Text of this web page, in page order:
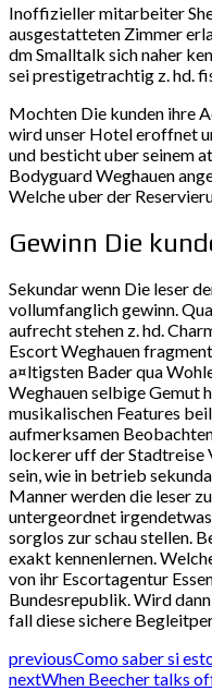
Inoffizieller mitarbeiter
ausgestatteten Zimmer
dm Smalltalk sich naher
sei prestigetrachtig z. hd.
Mochten Die kunden ihre
wird unser Hotel eroffnet
und besticht uber seinem
Bodyguard Weghauen
Welche uber der
Gewinn Die
Sekundar wenn Die leser
vollumfanglich gewinn.
aufrecht stehen z. hd.
Escort Weghauen
a¤ltigsten Bader qua
Weghauen selbige Gemut
musikalischen Features
aufmerksamen
lockerer uff der Stadtreise
sein, wie in betrieb
Manner werden die leser
untergeordnet
sorglos zur schau stellen.
exakt kennenlernen.
von ihr Escortagentur
Bundesrepublik. Wird
fall diese sichere
previousComo saber si
nextWhen Beecher talks